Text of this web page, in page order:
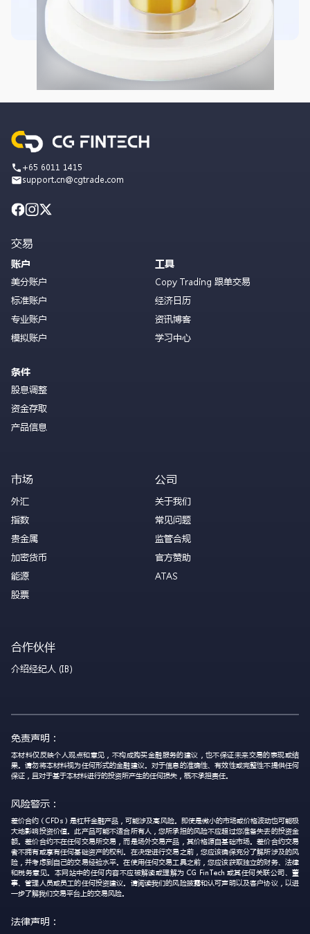
+65 6011 1415
support.cn@cgtrade.com
交易
账户
美分账户
标准账户
专业账户
模拟账户
条件
股息调整
资金存取
产品信息
工具
Copy Trading 跟单交易
经济日历
资讯博客
学习中心
市场
外汇
指数
贵金属
加密货币
能源
股票
公司
关于我们
常见问题
监管合规
官方赞助
ATAS
合作伙伴
介绍经纪人 (IB)
免责声明：
本材料仅反映个人观点和意见，不构成购买金融服务的建议，也不保证未来交易的表现或结
果。请勿将本材料视为任何形式的金融建议。对于信息的准确性、有效性或完整性不提供任何
保证，且对于基于本材料进行的投资所产生的任何损失，概不承担责任。
风险警示：
差价合约（CFDs）是杠杆金融产品，可能涉及高风险。即使是微小的市场或价格波动也可能极
大地影响投资价值。此产品可能不适合所有人，您所承担的风险不应超过您准备失去的投资金
额。差价合约不在任何交易所交易，而是场外交易产品，其价格源自基础市场。差价合约交易
者不拥有或享有任何基础资产的权利。在决定进行交易之前，您应该确保充分了解所涉及的风
险，并考虑到自己的交易经验水平。在使用任何交易工具之前，您应该获取独立的财务、法律
和税务意见。本网站中的任何内容不应被解读或理解为 CG FinTech 或其任何关联公司、董
事、管理人员或员工的任何投资建议。请阅读我们的风险披露和认可声明以及客户协议，以进
一步了解我们交易平台上的交易风险。
法律声明：